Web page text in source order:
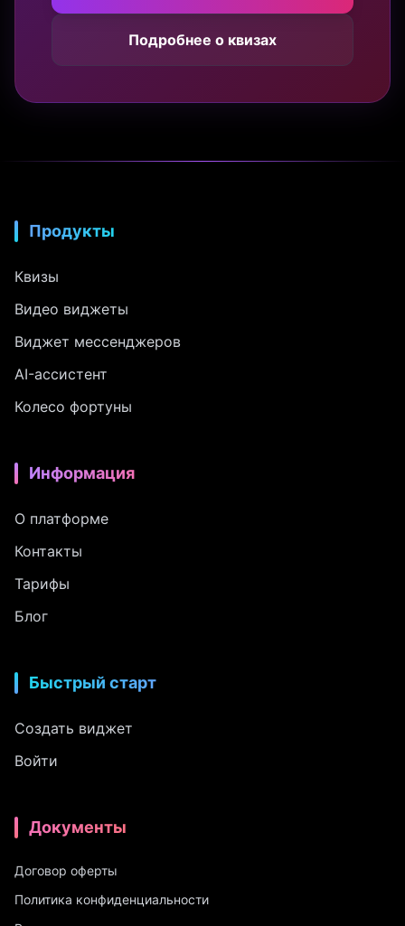
Подробнее о квизах
Продукты
Квизы
Видео виджеты
Виджет мессенджеров
AI-ассистент
Колесо фортуны
Информация
О платформе
Контакты
Тарифы
Блог
Быстрый старт
Создать виджет
Войти
Документы
Договор оферты
Политика конфиденциальности